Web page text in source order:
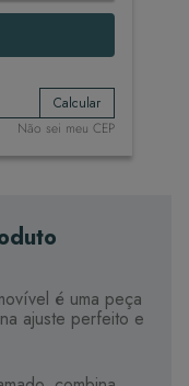
Calcular
Não sei meu CEP
é uma peça
ajuste perfeito e